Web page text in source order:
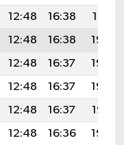
12:48 16:38
19:51
12:48 16:38
19:50
12:48 16:37
19:49
12:48 16:37
19:48
12:48 16:37
19:47
12:48 16:36
19:46